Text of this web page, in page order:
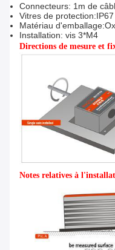
Connecteurs: 1m de
Vitres de protection:IP67
Matériau
Installation: vis 3*M4
Directions de mesure et
Notes relatives à